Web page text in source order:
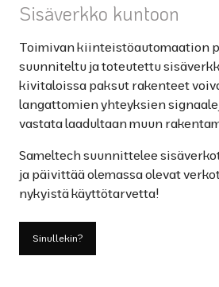
Sisäverkko kuntoon
Toimivan kiinteistöautomaation
suunniteltu ja toteutettu
kivitaloissa paksut rakenteet
langattomien yhteyksien
vastata laadultaan muun
Sameltech suunnittelee
ja päivittää olemassa olevat
nykyistä käyttötarvetta!
Sinullekin?